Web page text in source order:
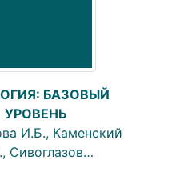
БАЗОВЫЙ
УРОВЕНЬ
И.Б., Каменский
Сивоглазов…